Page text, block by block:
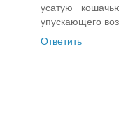
усатую
упускающего
Ответить